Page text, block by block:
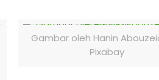
Gambar oleh Hanin
Pixabay